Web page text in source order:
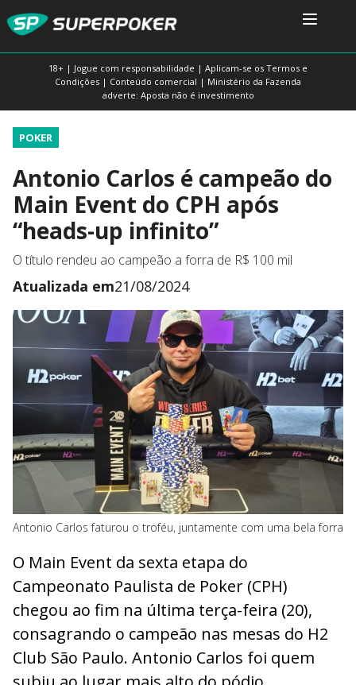
18+ | Jogue com responsabilidade | Aplicam-se os Termos e
Condições | Conteúdo comercial | Ministério da Fazenda
adverte: Aposta não é investimento
POKER
Antonio Carlos é campeão do
Main Event do CPH após
“heads-up infinito”
O título rendeu ao campeão a forra de R$ 100 mil
Atualizada em21/08/2024
Antonio Carlos faturou o troféu, juntamente com uma bela forra
O Main Event da sexta etapa do
Campeonato Paulista de Poker (CPH)
chegou ao fim na última terça-feira (20),
consagrando o campeão nas mesas do H2
Club São Paulo. Antonio Carlos foi quem